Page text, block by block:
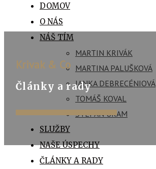
DOMOV
O NÁS
NÁŠ TÍM
MARTIN KRIVÁK
MARTINA PALUŠKOVÁ
JANKA DEBRECÉNIOVÁ
TOMÁŠ KOVAL
ŠTEFAN URAM
SLUŽBY
NAŠE ÚSPECHY
ČLÁNKY A RADY
Krivak & Co
Články a rady